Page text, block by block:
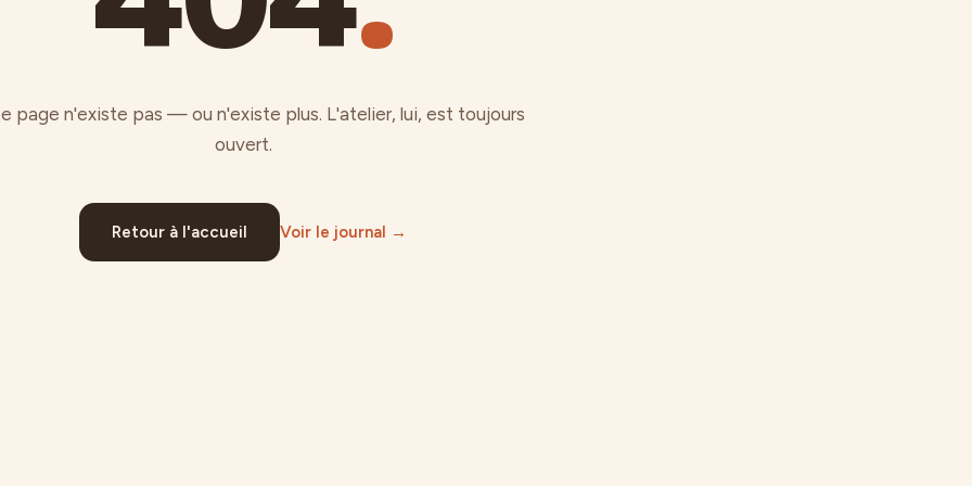
page n'existe pas — ou n'existe plus. L'atelier, lui, est toujours
ouvert.
Retour à l'accueil Voir le journal →